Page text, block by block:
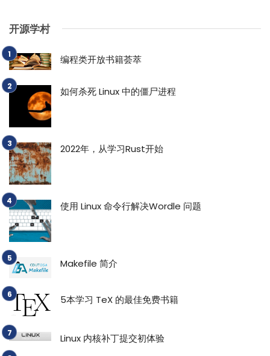
开源学村
编程类开放书籍荟萃
如何杀死 Linux 中的僵尸进程
2022年，从学习Rust开始
使用 Linux 命令行解决Wordle 问题
Makefile 简介
5本学习 TeX 的最佳免费书籍
Linux 内核补丁提交初体验